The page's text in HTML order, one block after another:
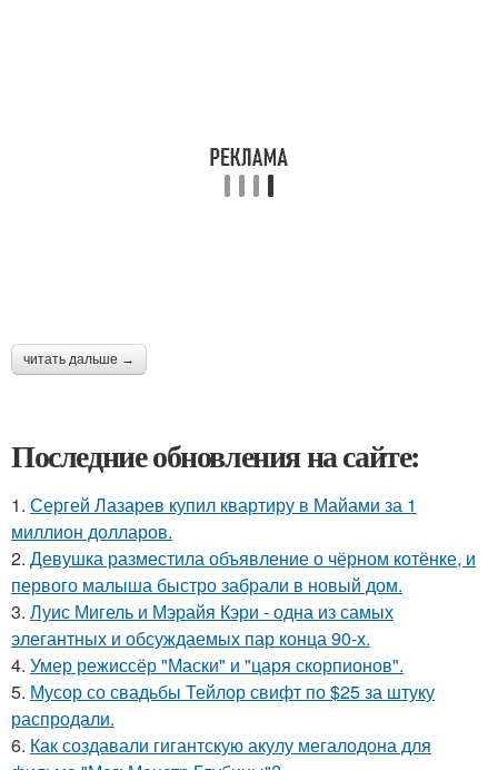
читать дальше →
Последние обновления на сайте:
1. Сергей Лазарев купил квартиру в Майами за 1
миллион долларов.
2. Девушка разместила объявление о чёрном котёнке, и
первого малыша быстро забрали в новый дом.
3. Луис Мигель и Мэрайя Кэри - одна из самых
элегантных и обсуждаемых пар конца 90-х.
4. Умер режиссёр "Маски" и "царя скорпионов".
5. Мусор со свадьбы Тейлор свифт по $25 за штуку
распродали.
6. Как создавали гигантскую акулу мегалодона для